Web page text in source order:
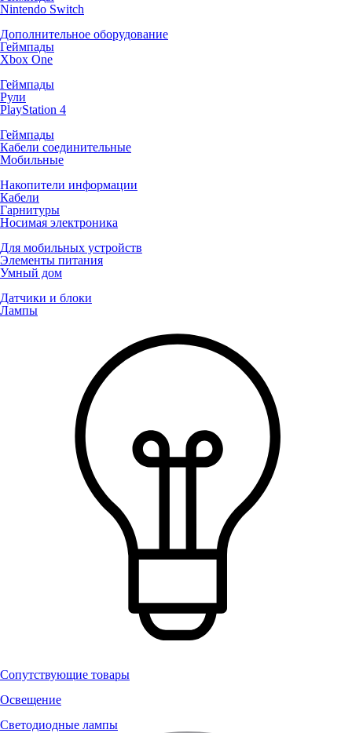
Nintendo Switch
Дополнительное оборудование
Геймпады
Xbox One
Геймпады
Рули
PlayStation 4
Геймпады
Кабели соединительные
Мобильные
Накопители информации
Кабели
Гарнитуры
Носимая электроника
Для мобильных устройств
Элементы питания
Умный дом
Датчики и блоки
Лампы
Сопутствующие товары
Освещение
Светодиодные лампы